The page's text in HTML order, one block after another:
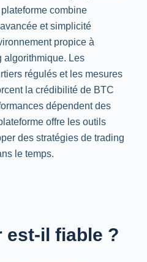
combine
et simplicité
propice à
algorithmique. Les
régulés et les mesures
la crédibilité de BTC
dépendent des
offre les outils
des stratégies de trading
le temps.
est-il fiable ?